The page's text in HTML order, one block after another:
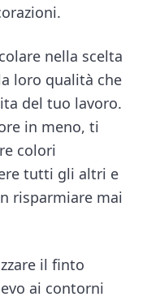
nella scelta
loro qualità che
del tuo lavoro.
in meno, ti
colori
tutti gli altri e
risparmiare mai
il finto
ai contorni